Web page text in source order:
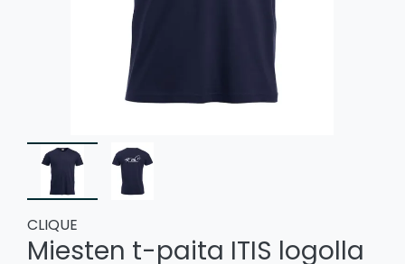
CLIQUE
Miesten t-paita ITIS logolla